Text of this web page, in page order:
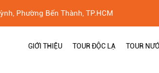
Phường Bến Thành, TP.HCM
GIỚI THIỆU TOUR ĐỘC LẠ TOUR